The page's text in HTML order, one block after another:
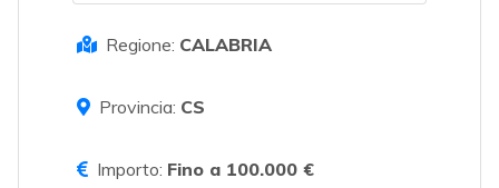
Regione: CALABRIA
Provincia: CS
Importo: Fino a 100.000 €